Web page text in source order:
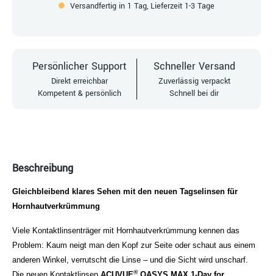
Versandfertig in 1 Tag, Lieferzeit 1-3 Tage
Persönlicher Support
Direkt erreichbar
Kompetent & persönlich
Schneller Versand
Zuverlässig verpackt
Schnell bei dir
Beschreibung
Gleichbleibend klares Sehen mit den neuen Tagselinsen für
Hornhautverkrümmung
Viele Kontaktlinsenträger mit Hornhautverkrümmung kennen das
Problem: Kaum neigt man den Kopf zur Seite oder schaut aus einem
anderen Winkel, verrutscht die Linse – und die Sicht wird unscharf.
®